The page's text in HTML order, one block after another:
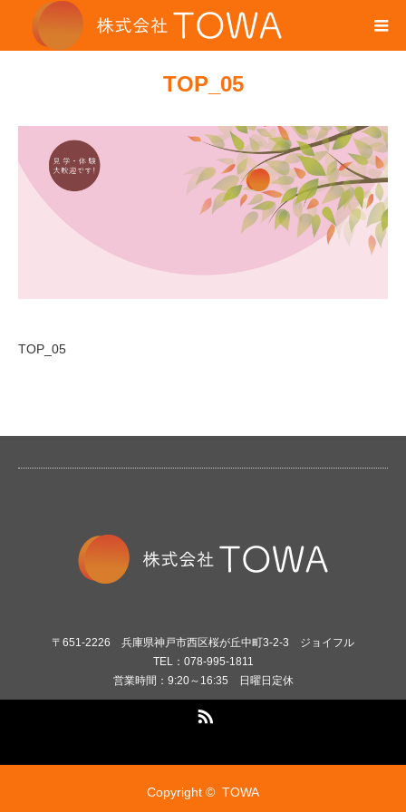
TOP_05
TOP_05
〒651-2226 兵庫県神戸市西区桜が丘中町3-2-3 ジョイフル
TEL：078-995-1811
営業時間：9:20～16:35 日曜日定休
Copyright © TOWA